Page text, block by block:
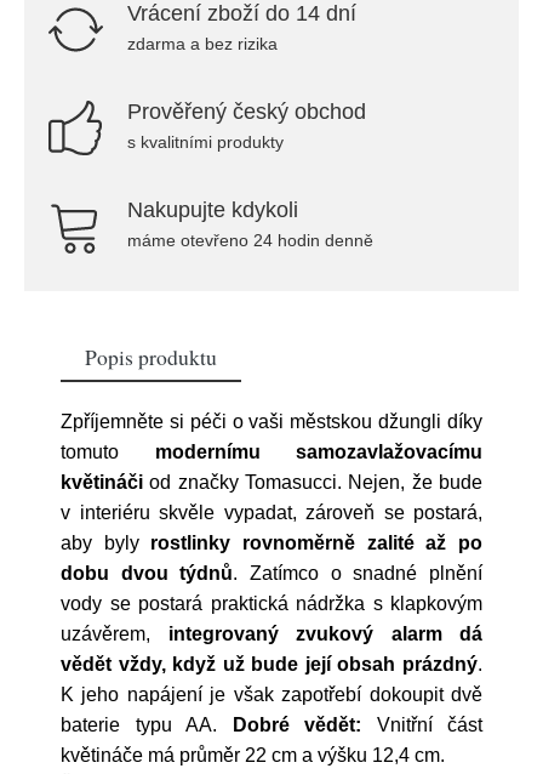
Vrácení zboží do 14 dní
zdarma a bez rizika
Prověřený český obchod
s kvalitními produkty
Nakupujte kdykoli
máme otevřeno 24 hodin denně
Popis produktu
Zpříjemněte si péči o vaši městskou džungli díky
tomuto modernímu samozavlažovacímu
květináči od značky Tomasucci. Nejen, že bude
v interiéru skvěle vypadat, zároveň se postará,
aby byly rostlinky rovnoměrně zalité až po
dobu dvou týdnů. Zatímco o snadné plnění
vody se postará praktická nádržka s klapkovým
uzávěrem, integrovaný zvukový alarm dá
vědět vždy, když už bude její obsah prázdný.
K jeho napájení je však zapotřebí dokoupit dvě
baterie typu AA.
Dobré vědět: Vnitřní část
květináče má průměr 22 cm a výšku 12,4 cm.